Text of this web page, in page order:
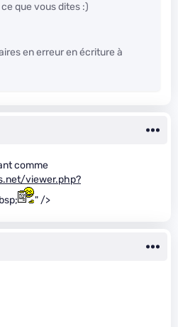
que vous dites :)
en erreur en écriture à
comme
viewer.php?
" />